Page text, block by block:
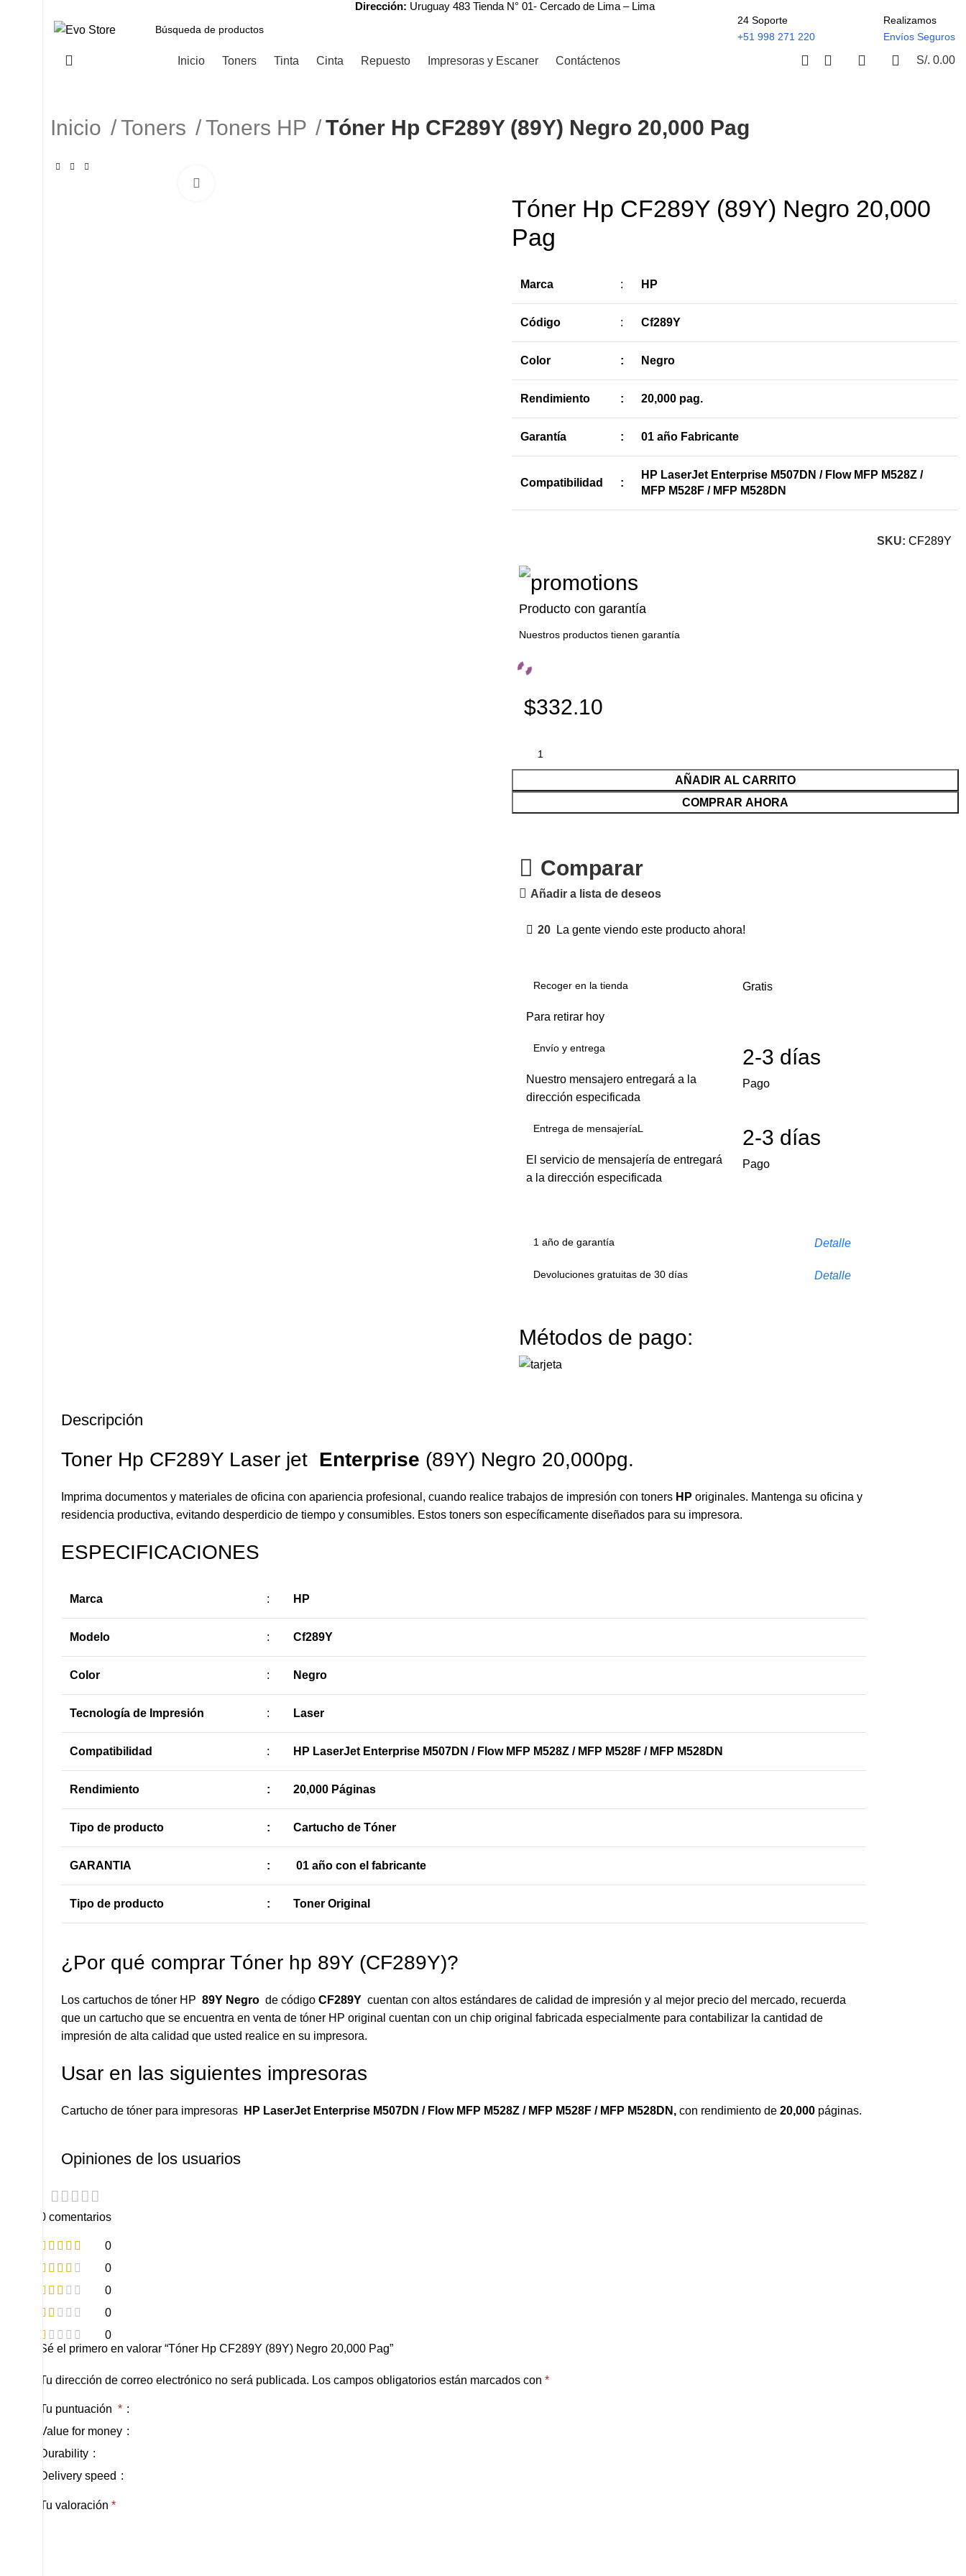
Dirección: Uruguay 483 Tienda N° 01- Cercado de Lima – Lima
24 Soporte
+51 998 271 220
Realizamos
Envíos Seguros
Inicio Toners Tinta Cinta Repuesto Impresoras y Escaner Contáctenos S/. 0.00
Inicio Toners Toners HP Tóner Hp CF289Y (89Y) Negro 20,000 Pag
Tóner Hp CF289Y (89Y) Negro 20,000
Pag
Marca : HP
Código : Cf289Y
Color : Negro
Rendimiento : 20,000 pag.
Garantía : 01 año Fabricante
Compatibilidad :
HP LaserJet Enterprise M507DN / Flow MFP M528Z /
MFP M528F / MFP M528DN
SKU: CF289Y
Producto con garantía
Nuestros productos tienen garantía
$332.10
AÑADIR AL CARRITO
COMPRAR AHORA
Comparar
Añadir a lista de deseos
20 La gente viendo este producto ahora!
Recoger en la tienda
Para retirar hoy
Gratis
Envío y entrega
Nuestro mensajero entregará a la
dirección especificada
2-3 días
Pago
Entrega de mensajeríaL
El servicio de mensajería de entregará
a la dirección especificada
2-3 días
Pago
1 año de garantía Detalle
Devoluciones gratuitas de 30 días Detalle
Métodos de pago:
Descripción
Toner Hp CF289Y Laser jet Enterprise (89Y) Negro 20,000pg.
Imprima documentos y materiales de oficina con apariencia profesional, cuando realice trabajos de impresión con toners HP originales. Mantenga su oficina y
residencia productiva, evitando desperdicio de tiempo y consumibles. Estos toners son específicamente diseñados para su impresora.
ESPECIFICACIONES
Marca : HP
Modelo : Cf289Y
Color : Negro
Tecnología de Impresión : Laser
Compatibilidad : HP LaserJet Enterprise M507DN / Flow MFP M528Z / MFP M528F / MFP M528DN
Rendimiento : 20,000 Páginas
Tipo de producto : Cartucho de Tóner
GARANTIA : 01 año con el fabricante
Tipo de producto : Toner Original
¿Por qué comprar Tóner hp 89Y (CF289Y)?
Los cartuchos de tóner HP 89Y Negro de código CF289Y cuentan con altos estándares de calidad de impresión y al mejor precio del mercado, recuerda
que un cartucho que se encuentra en venta de tóner HP original cuentan con un chip original fabricada especialmente para contabilizar la cantidad de
impresión de alta calidad que usted realice en su impresora.
Usar en las siguientes impresoras
Cartucho de tóner para impresoras HP LaserJet Enterprise M507DN / Flow MFP M528Z / MFP M528F / MFP M528DN , con rendimiento de 20,000 páginas.
Opiniones de los usuarios
0 comentarios
0
0
0
0
0
Sé el primero en valorar “Tóner Hp CF289Y (89Y) Negro 20,000 Pag”
Tu dirección de correo electrónico no será publicada. Los campos obligatorios están marcados con *
Tu puntuación *
Value for money
Durability
Delivery speed
Tu valoración *